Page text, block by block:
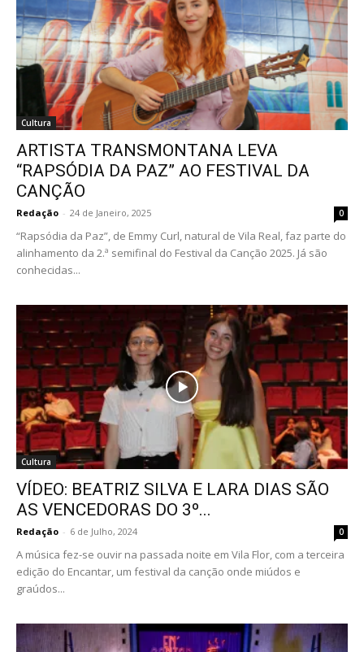
Cultura
ARTISTA TRANSMONTANA LEVA
“RAPSÓDIA DA PAZ” AO FESTIVAL DA
CANÇÃO
Redação - 24 de Janeiro, 2025 0
“Rapsódia da Paz”, de Emmy Curl, natural de Vila Real, faz parte do
alinhamento da 2.ª semifinal do Festival da Canção 2025. Já são
conhecidas...
Cultura
VÍDEO: BEATRIZ SILVA E LARA DIAS SÃO
AS VENCEDORAS DO 3º...
Redação - 6 de Julho, 2024 0
A música fez-se ouvir na passada noite em Vila Flor, com a terceira
edição do Encantar, um festival da canção onde miúdos e
graúdos...